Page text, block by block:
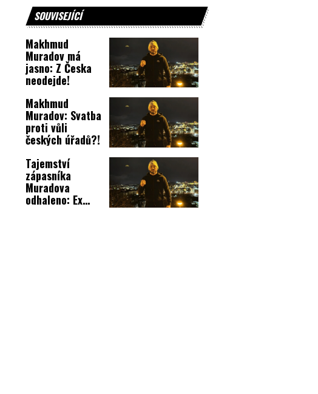
SOUVISEJÍCÍ
Makhmud
Muradov má
jasno: Z Česka
neodejde!
Makhmud
Muradov: Svatba
proti vůli
českých úřadů?!
Tajemství
zápasníka
Muradova
odhaleno: Ex